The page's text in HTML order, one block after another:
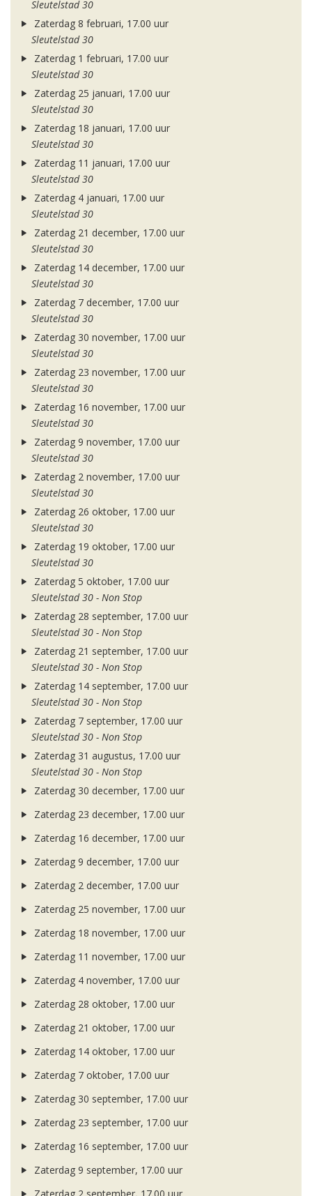
Sleutelstad 30
Zaterdag 8 februari, 17.00 uur
Sleutelstad 30
Zaterdag 1 februari, 17.00 uur
Sleutelstad 30
Zaterdag 25 januari, 17.00 uur
Sleutelstad 30
Zaterdag 18 januari, 17.00 uur
Sleutelstad 30
Zaterdag 11 januari, 17.00 uur
Sleutelstad 30
Zaterdag 4 januari, 17.00 uur
Sleutelstad 30
Zaterdag 21 december, 17.00 uur
Sleutelstad 30
Zaterdag 14 december, 17.00 uur
Sleutelstad 30
Zaterdag 7 december, 17.00 uur
Sleutelstad 30
Zaterdag 30 november, 17.00 uur
Sleutelstad 30
Zaterdag 23 november, 17.00 uur
Sleutelstad 30
Zaterdag 16 november, 17.00 uur
Sleutelstad 30
Zaterdag 9 november, 17.00 uur
Sleutelstad 30
Zaterdag 2 november, 17.00 uur
Sleutelstad 30
Zaterdag 26 oktober, 17.00 uur
Sleutelstad 30
Zaterdag 19 oktober, 17.00 uur
Sleutelstad 30
Zaterdag 5 oktober, 17.00 uur
Sleutelstad 30 - Non Stop
Zaterdag 28 september, 17.00 uur
Sleutelstad 30 - Non Stop
Zaterdag 21 september, 17.00 uur
Sleutelstad 30 - Non Stop
Zaterdag 14 september, 17.00 uur
Sleutelstad 30 - Non Stop
Zaterdag 7 september, 17.00 uur
Sleutelstad 30 - Non Stop
Zaterdag 31 augustus, 17.00 uur
Sleutelstad 30 - Non Stop
Zaterdag 30 december, 17.00 uur
Zaterdag 23 december, 17.00 uur
Zaterdag 16 december, 17.00 uur
Zaterdag 9 december, 17.00 uur
Zaterdag 2 december, 17.00 uur
Zaterdag 25 november, 17.00 uur
Zaterdag 18 november, 17.00 uur
Zaterdag 11 november, 17.00 uur
Zaterdag 4 november, 17.00 uur
Zaterdag 28 oktober, 17.00 uur
Zaterdag 21 oktober, 17.00 uur
Zaterdag 14 oktober, 17.00 uur
Zaterdag 7 oktober, 17.00 uur
Zaterdag 30 september, 17.00 uur
Zaterdag 23 september, 17.00 uur
Zaterdag 16 september, 17.00 uur
Zaterdag 9 september, 17.00 uur